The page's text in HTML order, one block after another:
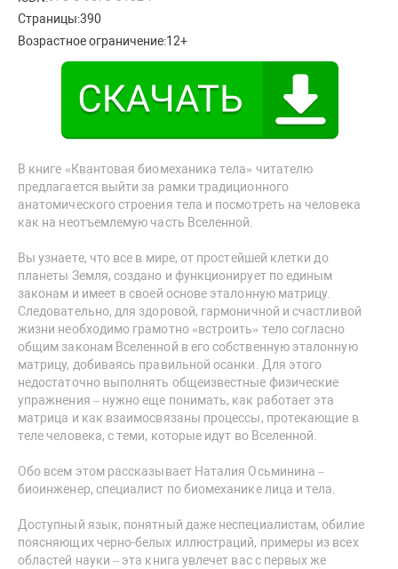
Страницы:390
Возрастное ограничение:12+
В книге «Квантовая биомеханика тела» читателю
предлагается выйти за рамки традиционного
анатомического строения тела и посмотреть на человека
как на неотъемлемую часть Вселенной.
Вы узнаете, что все в мире, от простейшей клетки до
планеты Земля, создано и функционирует по единым
законам и имеет в своей основе эталонную матрицу.
Следовательно, для здоровой, гармоничной и счастливой
жизни необходимо грамотно «встроить» тело согласно
общим законам Вселенной в его собственную эталонную
матрицу, добиваясь правильной осанки. Для этого
недостаточно выполнять общеизвестные физические
упражнения – нужно еще понимать, как работает эта
матрица и как взаимосвязаны процессы, протекающие в
теле человека, с теми, которые идут во Вселенной.
Обо всем этом рассказывает Наталия Осьминина –
биоинженер, специалист по биомеханике лица и тела.
Доступный язык, понятный даже неспециалистам, обилие
поясняющих черно-белых иллюстраций, примеры из всех
областей науки – эта книга увлечет вас с первых же